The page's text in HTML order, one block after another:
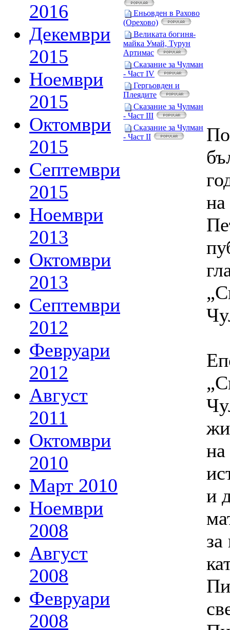
2016
Декември
2015
Ноември
2015
Октомври
2015
Септември
2015
Ноември
2013
Октомври
2013
Септември
2012
Февруари
2012
Август
2011
Октомври
2010
Март 2010
Ноември
2008
Август
2008
Февруари
2008
Еньовден в Рахово
(Орехово)
Великата богиня-
майка Умай, Турун
Артимас
Сказание за Чулман
- Част IV
Гергьовден и
Плеядите
Сказание за Чулман
- Част III
Сказание за Чулман
- Част II
на
на
и
за